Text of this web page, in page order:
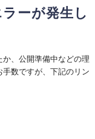
ーが発生し
、公開準備中などの理
数ですが、下記のリン